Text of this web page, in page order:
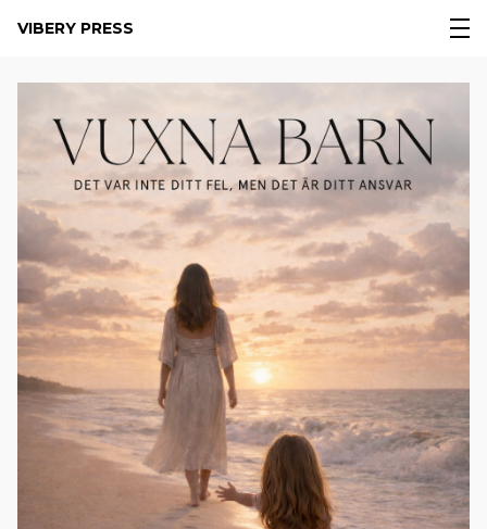
VIBERY PRESS